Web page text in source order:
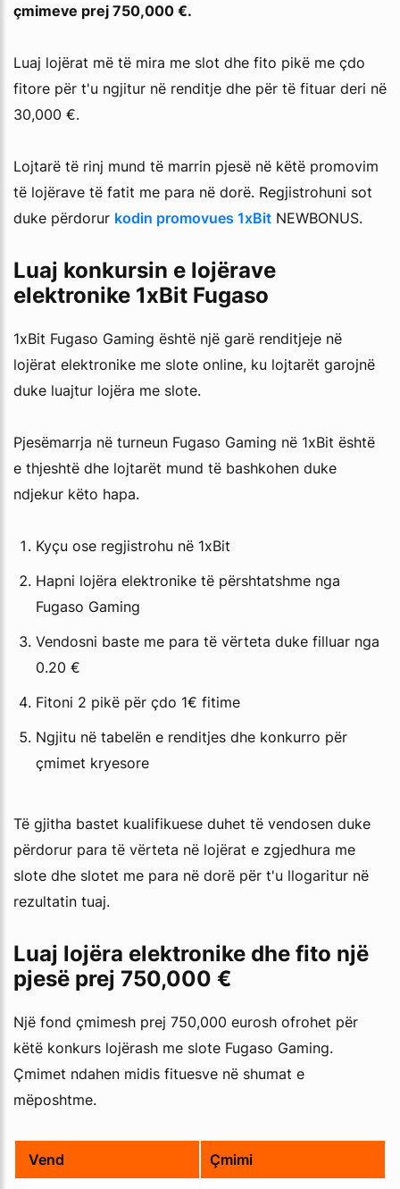
çmimeve prej 750,000 €.
Luaj lojërat më të mira me slot dhe fito pikë me çdo
fitore për t'u ngjitur në renditje dhe për të fituar deri në
30,000 €.
Lojtarë të rinj mund të marrin pjesë në këtë promovim
të lojërave të fatit me para në dorë. Regjistrohuni sot
duke përdorur kodin promovues 1xBit NEWBONUS.
Luaj konkursin e lojërave
elektronike 1xBit Fugaso
1xBit Fugaso Gaming është një garë renditjeje në
lojërat elektronike me slote online, ku lojtarët garojnë
duke luajtur lojëra me slote.
Pjesëmarrja në turneun Fugaso Gaming në 1xBit është
e thjeshtë dhe lojtarët mund të bashkohen duke
ndjekur këto hapa.
Kyçu ose regjistrohu në 1xBit
Hapni lojëra elektronike të përshtatshme nga
Fugaso Gaming
Vendosni baste me para të vërteta duke filluar nga
0.20 €
Fitoni 2 pikë për çdo 1€ fitime
Ngjitu në tabelën e renditjes dhe konkurro për
çmimet kryesore
Të gjitha bastet kualifikuese duhet të vendosen duke
përdorur para të vërteta në lojërat e zgjedhura me
slote dhe slotet me para në dorë për t'u llogaritur në
rezultatin tuaj.
Luaj lojëra elektronike dhe fito një
pjesë prej 750,000 €
Një fond çmimesh prej 750,000 eurosh ofrohet për
këtë konkurs lojërash me slote Fugaso Gaming.
Çmimet ndahen midis fituesve në shumat e
mëposhtme.
Vend Çmimi